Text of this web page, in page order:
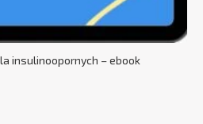
insulinoopornych – ebook